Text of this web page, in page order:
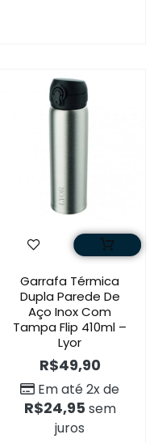
Garrafa Térmica
Dupla Parede De
Aço Inox Com
Tampa Flip 410ml –
Lyor
R$49,90
Em até 2x de
R$24,95 sem
juros